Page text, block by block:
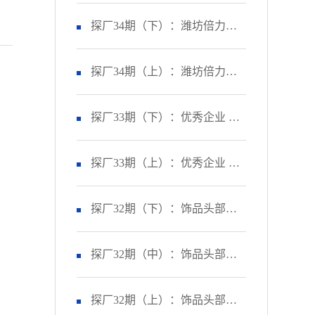
市企业精益标杆生产线效率提
升40%？
探厂34期（下）：潍坊倍力汽
车零部件有限公司 如何让生产
效率提升43%？
探厂34期（上）：潍坊倍力汽
车零部件有限公司 如何让订单
准交率提升43%？
探厂33期（下）：优秀企业 盛
央电气 | 通过管理变革，让订单
准交率提升到95%以上！
探厂33期（上）：优秀企业 盛
央电气 | 通过精益生产，让产线
产能提升83%！
探厂32期（下）：饰品头部企
业 贝菲饰品 | 通过品质改善，
让失败成本异常递减70%！
探厂32期（中）：饰品头部企
业 贝菲饰品 | 通过交付改善，
探厂32期（上）：饰品头部企